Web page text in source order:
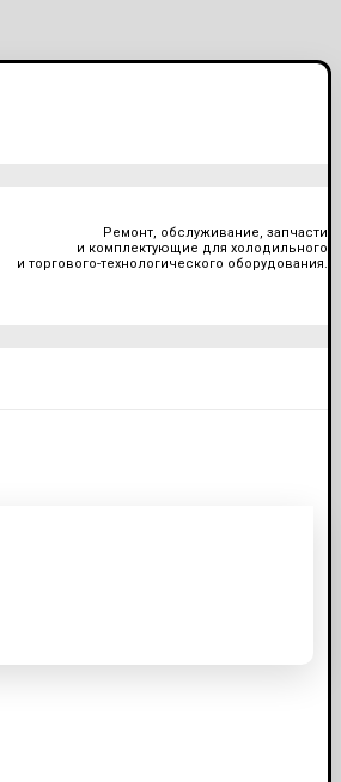
Ремонт, обслуживание, запчасти
и комплектующие для холодильного
и торгового-технологического оборудования.